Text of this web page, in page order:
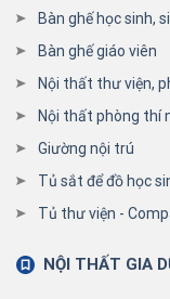
Bàn ghế học sinh,
Bàn ghế giáo viên
Nội thất thư viện,
Nội thất phòng thí
Giường nội trú
Tủ sắt để đồ học
Tủ thư viện -
NỘI THẤT GIA